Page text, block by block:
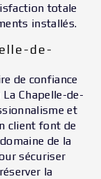
totale
installés.
de-
de confiance
Chapelle-de-
et
client font de
de la
sécuriser
la